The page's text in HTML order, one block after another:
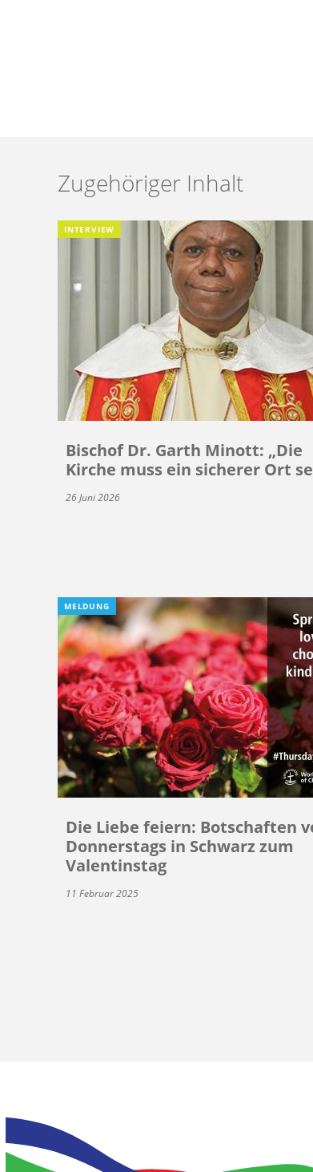
Zugehöriger Inhalt
INTERVIEW
Bischof Dr. Garth Minott: „Die
Kirche muss ein sicherer Ort
26 Juni 2026
MELDUNG
Die Liebe feiern: Botschaften
Donnerstags in Schwarz zum
Valentinstag
11 Februar 2025